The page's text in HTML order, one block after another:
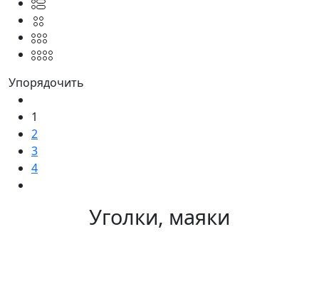
Упорядочить
1
2
3
4
Уголки, маяки